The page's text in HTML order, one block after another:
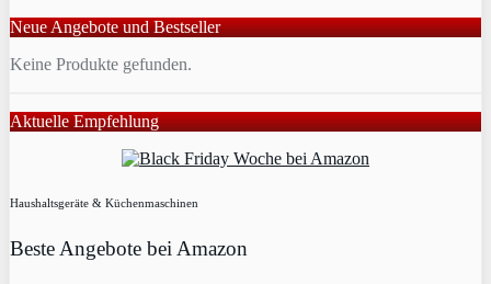
Neue Angebote und Bestseller
Keine Produkte gefunden.
Aktuelle Empfehlung
Haushaltsgeräte & Küchenmaschinen
Beste Angebote bei Amazon